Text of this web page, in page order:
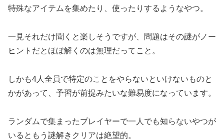
特殊なアイテムを集めたり、使ったりするようなやつ。
一見それだけ聞くと楽しそうですが、問題はその謎がノー
ヒントだとほぼ解くのは無理だってこと。
しかも4人全員で特定のことをやらないといけないものと
かがあって、予習が前提みたいな難易度になっています。
ランダムで集まったプレイヤーで一人でも知らないやつが
いるともう謎解きクリアは絶望的。